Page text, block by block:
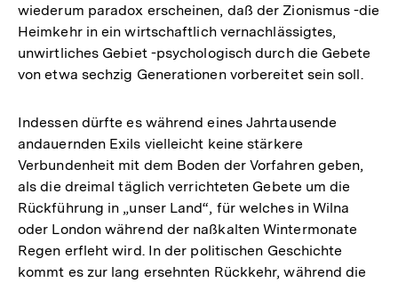
wiederum paradox erscheinen, daß der Zionismus -die
Heimkehr in ein wirtschaftlich vernachlässigtes,
unwirtliches Gebiet -psychologisch durch die Gebete
von etwa sechzig Generationen vorbereitet sein soll.
Indessen dürfte es während eines Jahrtausende
andauernden Exils vielleicht keine stärkere
Verbundenheit mit dem Boden der Vorfahren geben,
als die dreimal täglich verrichteten Gebete um die
Rückführung in „unser Land“, für welches in Wilna
oder London während der naßkalten Wintermonate
Regen erfleht wird. In der politischen Geschichte
kommt es zur lang ersehnten Rückkehr, während die